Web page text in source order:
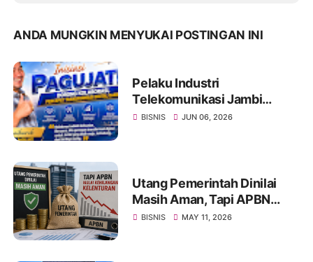
ANDA MUNGKIN MENYUKAI POSTINGAN INI
Pelaku Industri
Telekomunikasi Jambi
Inisiasi PAGUJATI, Dorong
BISNIS JUN 06, 2026
Utang Pemerintah Dinilai
Masih Aman, Tapi APBN
Mulai Kehilangan Kelenturan
BISNIS MAY 11, 2026